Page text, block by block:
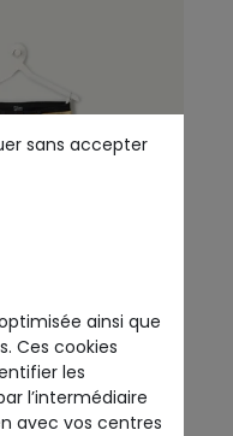
ainsi que
Ces cookies
les
l’intermédiaire
avec vos centres
sans accepter